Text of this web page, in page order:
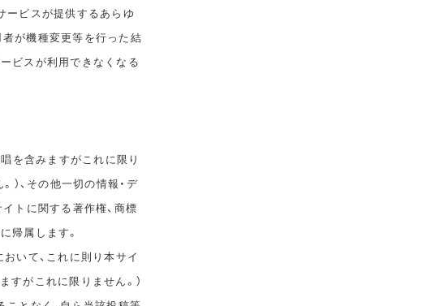
ービスが提供するあらゆ
が機種変更等を行った結
ビスが利用できなくなる
を含みますがこれに限り
）、その他一切の情報・デ
トに関する著作権、商標
帰属します。
いて、これに則り本サイ
すがこれに限りません。）